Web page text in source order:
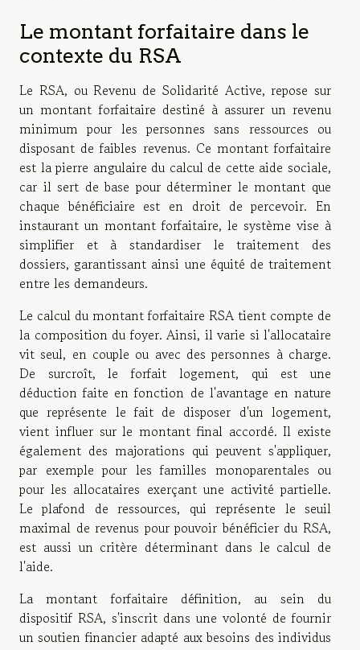
Le montant forfaitaire dans le
contexte du RSA
Le RSA, ou Revenu de Solidarité Active, repose sur
un montant forfaitaire destiné à assurer un revenu
minimum pour les personnes sans ressources ou
disposant de faibles revenus. Ce montant forfaitaire
est la pierre angulaire du calcul de cette aide sociale,
car il sert de base pour déterminer le montant que
chaque bénéficiaire est en droit de percevoir. En
instaurant un montant forfaitaire, le système vise à
simplifier et à standardiser le traitement des
dossiers, garantissant ainsi une équité de traitement
entre les demandeurs.
Le calcul du montant forfaitaire RSA tient compte de
la composition du foyer. Ainsi, il varie si l'allocataire
vit seul, en couple ou avec des personnes à charge.
De surcroît, le forfait logement, qui est une
déduction faite en fonction de l'avantage en nature
que représente le fait de disposer d'un logement,
vient influer sur le montant final accordé. Il existe
également des majorations qui peuvent s'appliquer,
par exemple pour les familles monoparentales ou
pour les allocataires exerçant une activité partielle.
Le plafond de ressources, qui représente le seuil
maximal de revenus pour pouvoir bénéficier du RSA,
est aussi un critère déterminant dans le calcul de
l'aide.
La montant forfaitaire définition, au sein du
dispositif RSA, s'inscrit dans une volonté de fournir
un soutien financier adapté aux besoins des individus